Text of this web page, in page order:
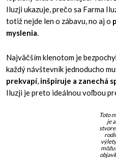
Iluzji ukazuje, prečo sa Farma
totiž nejde len o zábavu, no aj o
myslenia.
Najväčším klenotom je
každý návštevník jednoducho
prekvapí, inšpiruje a zanechá
Iluzji je preto ideálnou voľbou
Toto
je
môžu